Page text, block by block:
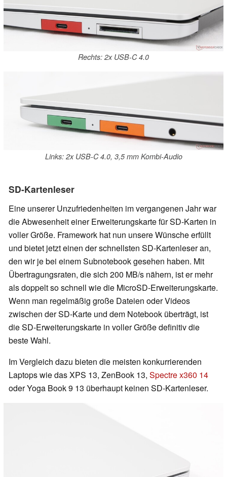
Rechts: 2x USB-C 4.0
Links: 2x USB-C 4.0, 3,5 mm Kombi-Audio
SD-Kartenleser
Eine unserer Unzufriedenheiten im vergangenen Jahr war
die Abwesenheit einer Erweiterungskarte für SD-Karten in
voller Größe. Framework hat nun unsere Wünsche erfüllt
und bietet jetzt einen der schnellsten SD-Kartenleser an,
den wir je bei einem Subnotebook gesehen haben. Mit
Übertragungsraten, die sich 200 MB/s nähern, ist er mehr
als doppelt so schnell wie die MicroSD-Erweiterungskarte.
Wenn man regelmäßig große Dateien oder Videos
zwischen der SD-Karte und dem Notebook überträgt, ist
die SD-Erweiterungskarte in voller Größe definitiv die
beste Wahl.
Im Vergleich dazu bieten die meisten konkurrierenden
Laptops wie das XPS 13, ZenBook 13, Spectre x360 14
oder Yoga Book 9 13 überhaupt keinen SD-Kartenleser.